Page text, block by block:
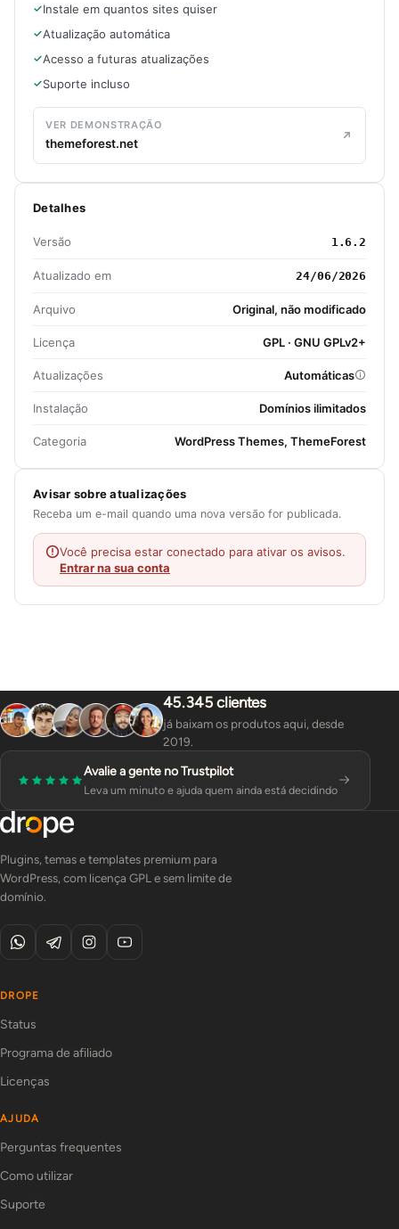
Instale em quantos sites quiser
Atualização automática
Acesso a futuras atualizações
Suporte incluso
VER DEMONSTRAÇÃO
themeforest.net
Detalhes
Versão 1.6.2
Atualizado em 24/06/2026
Arquivo Original, não modificado
Licença GPL · GNU GPLv2+
Atualizações Automáticas
Instalação Domínios ilimitados
Categoria WordPress Themes, ThemeForest
Avisar sobre atualizações
Receba um e-mail quando uma nova versão for publicada.
Você precisa estar conectado para ativar os avisos.
Entrar na sua conta
45.345 clientes
já baixam os produtos aqui, desde
2019.
Avalie a gente no Trustpilot
Leva um minuto e ajuda quem ainda está decidindo
Plugins, temas e templates premium para
WordPress, com licença GPL e sem limite de
domínio.
DROPE
Status
Programa de afiliado
Licenças
AJUDA
Perguntas frequentes
Como utilizar
Suporte